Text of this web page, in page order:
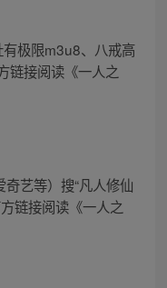
极限m3u8、八戒高
链接阅读《一人之
艺等）搜“凡人修仙
链接阅读《一人之